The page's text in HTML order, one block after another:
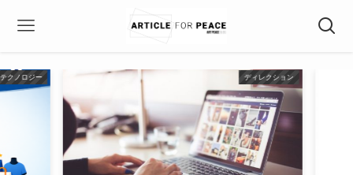
ノロジー ディレクション